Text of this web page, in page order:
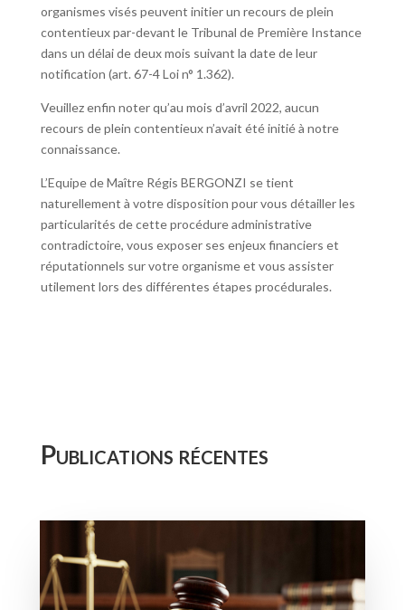
organismes visés peuvent initier un recours de plein
contentieux par-devant le Tribunal de Première Instance
dans un délai de deux mois suivant la date de leur
notification (art. 67-4 Loi n° 1.362).
Veuillez enfin noter qu’au mois d’avril 2022, aucun
recours de plein contentieux n’avait été initié à notre
connaissance.
L’Equipe de Maître Régis BERGONZI se tient
naturellement à votre disposition pour vous détailler les
particularités de cette procédure administrative
contradictoire, vous exposer ses enjeux financiers et
réputationnels sur votre organisme et vous assister
utilement lors des différentes étapes procédurales.
Publications récentes